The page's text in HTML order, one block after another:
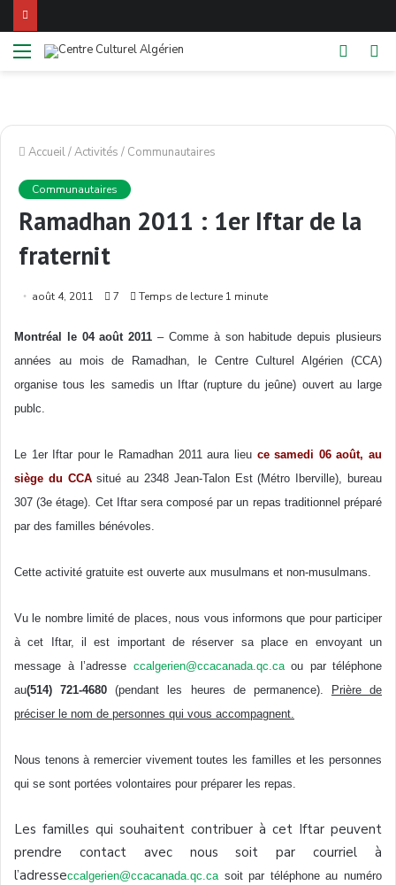
Menu
Switch
Accueil/Activités / Communautaires
Communautaires
Ramadhan 2011 : 1er Iftar de la
fraternit
août 4, 2011 7 Temps de lecture 1 minute
Montréal le 04 août 2011 – Comme à son habitude depuis plusieurs
années au mois de Ramadhan, le Centre Culturel Algérien (CCA)
organise tous les samedis un Iftar (rupture du jeûne) ouvert au large
publc.
Le 1er Iftar pour le Ramadhan 2011 aura lieu ce samedi 06 août, au
siège du CCAsitué au 2348 Jean-Talon Est (Métro Iberville), bureau
307 (3e étage). Cet Iftar sera composé par un repas traditionnel préparé
par des familles bénévoles.
Cette activité gratuite est ouverte aux musulmans et non-musulmans.
Vu le nombre limité de places, nous vous informons que pour participer
à cet Iftar, il est important de réserver sa place en envoyant un
message à l’adresse ccalgerien@ccacanada.qc.caou par téléphone
au(514) 721-4680 (pendant les heures de permanence).
Prière de
préciser le nom de personnes qui vous accompagnent.
Nous tenons à remercier vivement toutes les familles et les personnes
qui se sont portées volontaires pour préparer les repas.
Les familles qui souhaitent contribuer à cet Iftar peuvent
prendre contact avec nous soit par courriel à
l’adresseccalgerien@ccacanada.qc.casoit par téléphone au numéro